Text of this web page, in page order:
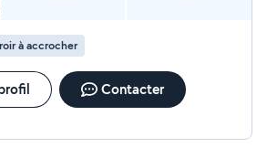
à accrocher
Contacter